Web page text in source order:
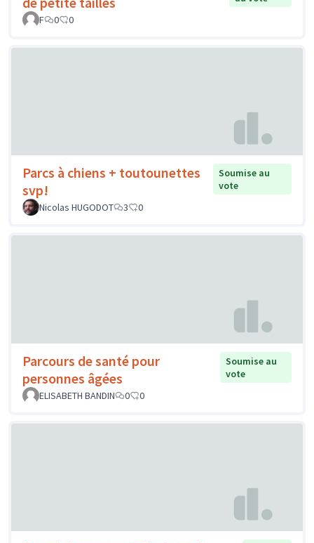
F
0 0
Parcs à chiens + toutounettes
svp!
Soumise au
vote
Nicolas HUGODOT
3 0
Parcours de santé pour
personnes âgées
Soumise au
vote
ELISABETH BANDIN
0 0